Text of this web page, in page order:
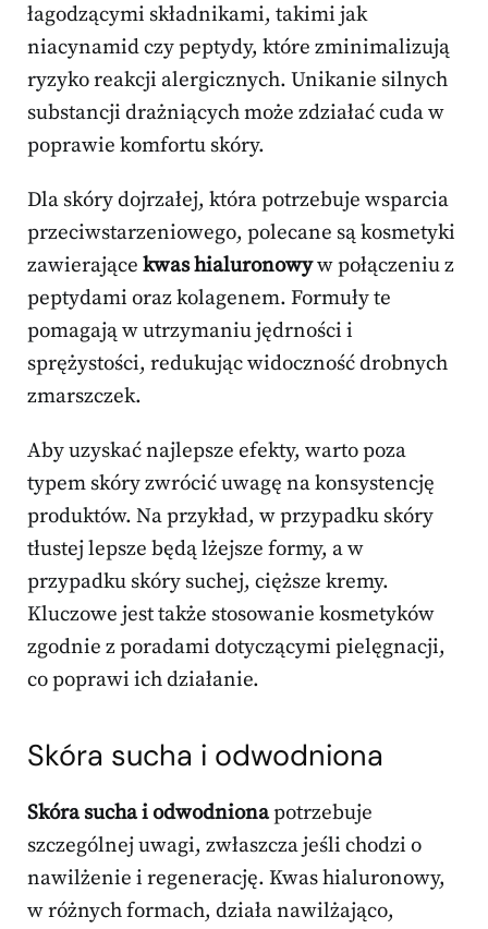
łagodzącymi składnikami, takimi jak
niacynamid czy peptydy, które zminimalizują
ryzyko reakcji alergicznych. Unikanie silnych
substancji drażniących może zdziałać cuda w
poprawie komfortu skóry.
Dla skóry dojrzałej, która potrzebuje wsparcia
przeciwstarzeniowego, polecane są kosmetyki
zawierające kwas hialuronowyw połączeniu z
peptydami oraz kolagenem. Formuły te
pomagają w utrzymaniu jędrności i
sprężystości, redukując widoczność drobnych
zmarszczek.
Aby uzyskać najlepsze efekty, warto poza
typem skóry zwrócić uwagę na konsystencję
produktów. Na przykład, w przypadku skóry
tłustej lepsze będą lżejsze formy, a w
przypadku skóry suchej, cięższe kremy.
Kluczowe jest także stosowanie kosmetyków
zgodnie z poradami dotyczącymi pielęgnacji,
co poprawi ich działanie.
Skóra sucha i odwodniona
Skóra sucha i odwodnionapotrzebuje
szczególnej uwagi, zwłaszcza jeśli chodzi o
nawilżenie i regenerację. Kwas hialuronowy,
w różnych formach, działa nawilżająco,